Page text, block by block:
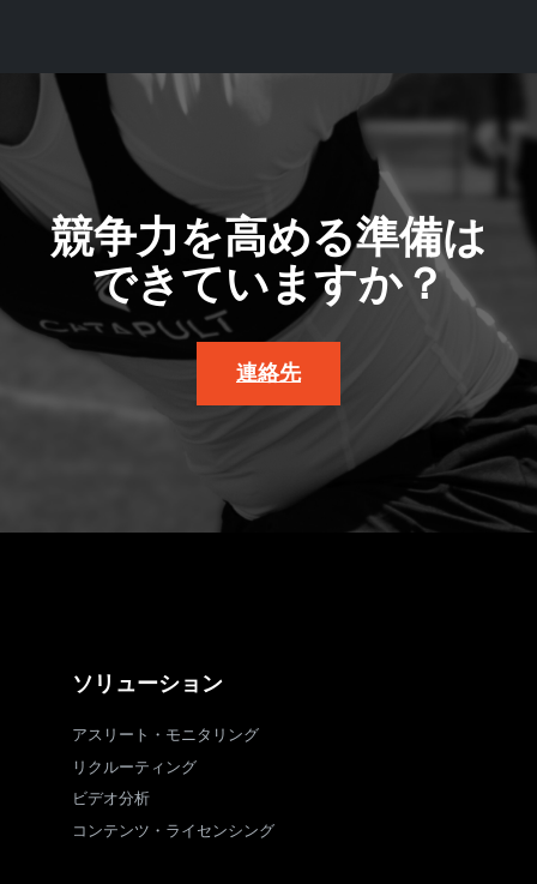
競争力を高める準備は
できていますか？
連絡先
ソリューション
アスリート・モニタリング
リクルーティング
ビデオ分析
コンテンツ・ライセンシング